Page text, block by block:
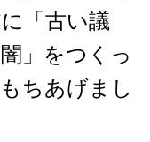
「古い議
」をつくっ
ちあげまし